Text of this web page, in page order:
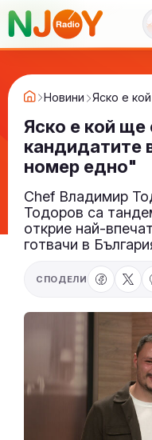
Новини Яско е
Яско е кой ще
кандидатите
номер едно"
Chef Владимир
Тодоров са
открие най-
готвачи в
СПОДЕЛИ